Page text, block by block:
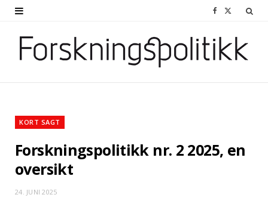
KORT SAGT
Forskningspolitikk nr. 2 2025, en
oversikt
24. JUNI 2025